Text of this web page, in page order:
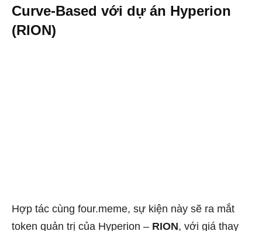
Curve-Based với dự án Hyperion
(RION)
Hợp tác cùng four.meme, sự kiện này sẽ ra mắt
token quản trị của Hyperion – RION, với giá thay